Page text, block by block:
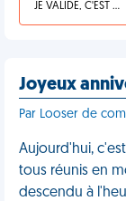
JE VALIDE, C'EST UNE VDM
Joyeux
Par Looser de
Aujourd'hui,
tous réunis en
descendu à